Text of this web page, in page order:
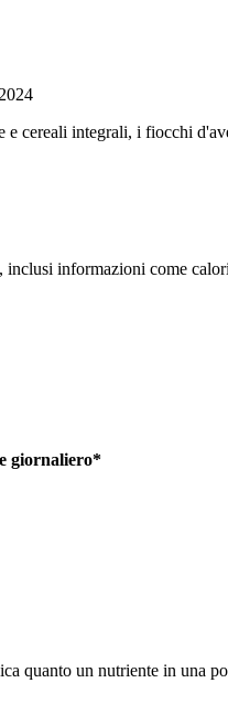
cereali integrali, i fiocchi
informazioni come
giornaliero*
quanto un nutriente in una